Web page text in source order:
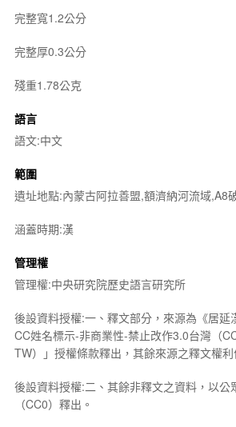
完整寬1.2公分
完整厚0.3公分
殘重1.78公克
語言
語文:中文
範圍
遺址地點:內蒙古阿拉善盟,額濟納河流域,A8
涵蓋時期:漢
管理權
管理權:中央研究院歷史語言研究所
後設資料授權:一、釋文部分，來源為《居延
CC姓名標示-非商業性-禁止改作3.0台灣（
TW）」授權條款釋出，其餘來源之釋文權利
後設資料授權:二、其餘非釋文之資料，以公
（CC0）釋出。